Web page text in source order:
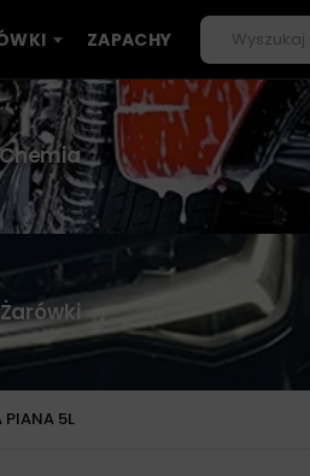
ZAPACHY
Chemia
Żarówki
PIANA 5L